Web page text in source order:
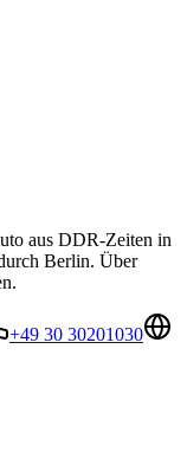
aus DDR-Zeiten in
Berlin. Über
+49 30 30201030